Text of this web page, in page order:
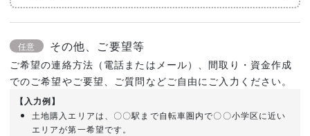
任意 その他、ご要望等
ご希望の連絡方法（電話またはメール）、間取り・資金作成
でのご希望やご要望、ご質問などご自由にご入力ください。
【入力例】
土地購入エリアは、〇〇駅まで自転車圏内で〇〇小学区に近い
エリアが第一希望です。